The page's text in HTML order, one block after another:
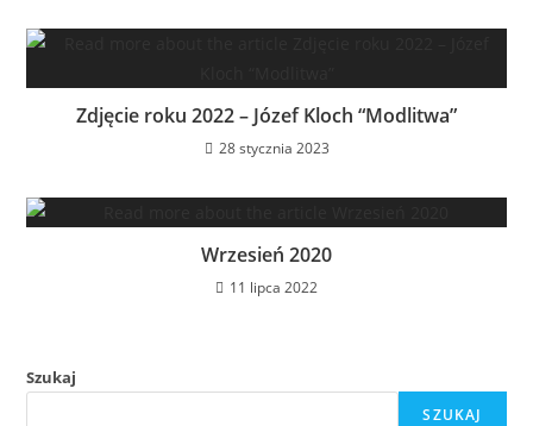
Zdjęcie roku 2022 – Józef Kloch “Modlitwa”
28 stycznia 2023
Wrzesień 2020
11 lipca 2022
Szukaj
SZUKAJ